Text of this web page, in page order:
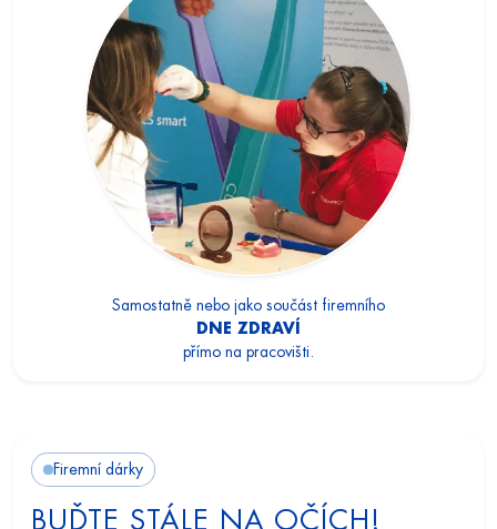
Samostatně nebo jako součást firemního
DNE ZDRAVÍ
přímo na pracovišti.
Firemní dárky
BUĎTE STÁLE NA OČÍCH!